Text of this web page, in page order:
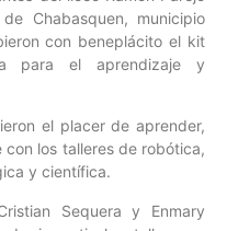
Chabasquen, municipio
con beneplácito el kit
para el aprendizaje y
el placer de aprender,
los talleres de robótica,
y científica.
Sequera y Enmary